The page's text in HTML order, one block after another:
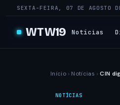
SEXTA-FEIRA, 07 DE AGOSTO
WTW19 Notícias
Início › Notícias › CIN
NOTÍCIAS